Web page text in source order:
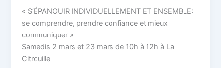
« S’ÉPANOUIR INDIVIDUELLEMENT ET ENSEMBLE:
se comprendre, prendre confiance et mieux
communiquer »
Samedis 2 mars et 23 mars de 10h à 12h à La
Citrouille